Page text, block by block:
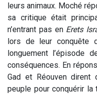
leurs animaux. Moché
sa critique était
n’entrant pas en Erets
lors de leur conquête
longuement l’épisode
conséquences. En
Gad et Réouven dirent
peuple pour conquérir la